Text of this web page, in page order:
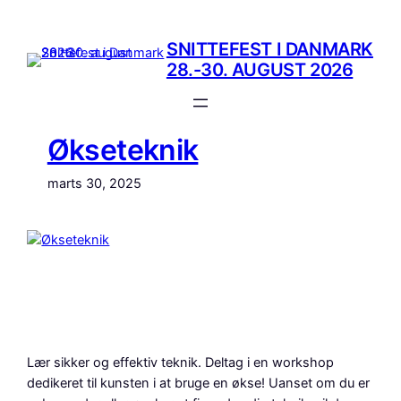
indhold
SNITTEFEST I DANMARK
28.-30. AUGUST 2026
Økseteknik
marts 30, 2025
Lær sikker og effektiv teknik. Deltag i en workshop
dedikeret til kunsten i at bruge en økse! Uanset om du er